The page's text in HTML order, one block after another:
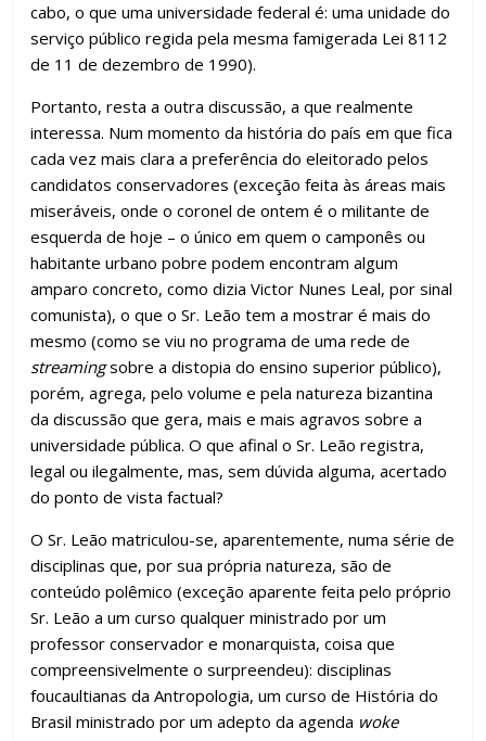
cabo, o que uma universidade federal é: uma unidade do
serviço público regida pela mesma famigerada Lei 8112
de 11 de dezembro de 1990).
Portanto, resta a outra discussão, a que realmente
interessa. Num momento da história do país em que fica
cada vez mais clara a preferência do eleitorado pelos
candidatos conservadores (exceção feita às áreas mais
miseráveis, onde o coronel de ontem é o militante de
esquerda de hoje – o único em quem o camponês ou
habitante urbano pobre podem encontram algum
amparo concreto, como dizia Victor Nunes Leal, por sinal
comunista), o que o Sr. Leão tem a mostrar é mais do
mesmo (como se viu no programa de uma rede de
streamingsobre a distopia do ensino superior público),
porém, agrega, pelo volume e pela natureza bizantina
da discussão que gera, mais e mais agravos sobre a
universidade pública. O que afinal o Sr. Leão registra,
legal ou ilegalmente, mas, sem dúvida alguma, acertado
do ponto de vista factual?
O Sr. Leão matriculou-se, aparentemente, numa série de
disciplinas que, por sua própria natureza, são de
conteúdo polêmico (exceção aparente feita pelo próprio
Sr. Leão a um curso qualquer ministrado por um
professor conservador e monarquista, coisa que
compreensivelmente o surpreendeu): disciplinas
foucaultianas da Antropologia, um curso de História do
Brasil ministrado por um adepto da agenda woke